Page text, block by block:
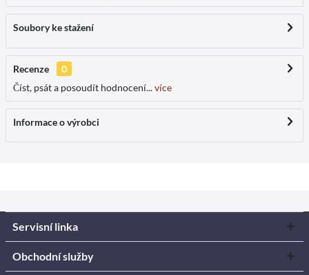
Soubory ke stažení
Recenze
0
Číst, psát a posoudít hodnocení...více
Informace o výrobci
Servisní linka
Obchodní služby